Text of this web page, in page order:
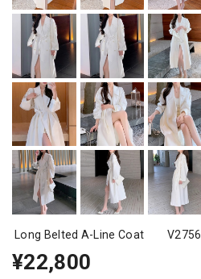
Long Belted A-Line Coat V2756
¥22,800